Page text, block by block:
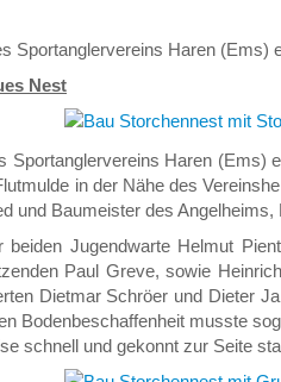
Sportanglervereins Haren (Ems)
Nest
Sportanglervereins Haren
in der Nähe des
und Baumeister des Angelheims,
beiden Jugendwarte Helmut
Paul Greve, sowie
Dietmar Schröer und Dieter
Bodenbeschaffenheit musste
schnell und gekonnt zur Seite